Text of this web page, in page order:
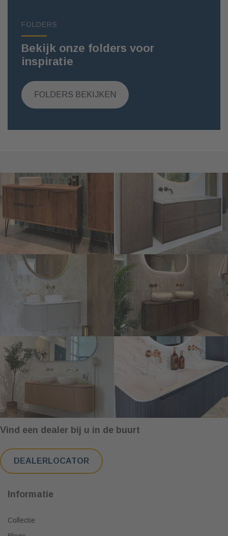
FOLDERS
Bekijk onze folders voor
inspiratie
FOLDERS BEKIJKEN
Vind een dealer bij u in de buurt
DEALERLOCATOR
Informatie
Collectie